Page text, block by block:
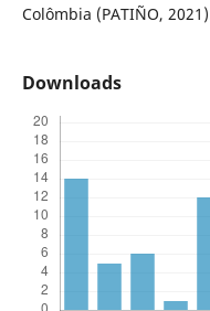
Colômbia (PATIÑO,
Downloads